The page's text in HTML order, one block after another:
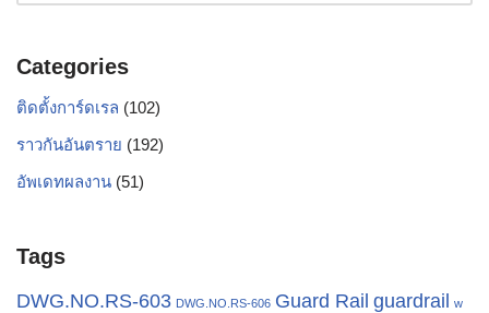
Categories
ติดตั้งการ์ดเรล (102)
ราวกันอันตราย (192)
อัพเดทผลงาน (51)
Tags
DWG.NO.RS-603 DWG.NO.RS-606 Guard Rail guardrail w